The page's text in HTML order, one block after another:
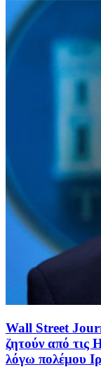
Wall Street
ζητούν από τις
λόγω πολέμου